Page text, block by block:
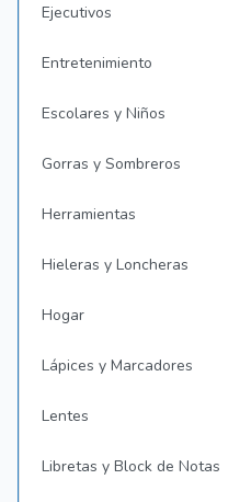
Ejecutivos
Entretenimiento
Escolares y Niños
Gorras y Sombreros
Herramientas
Hieleras y Loncheras
Hogar
Lápices y Marcadores
Lentes
Libretas y Block de Notas